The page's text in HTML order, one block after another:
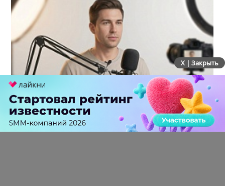
Российский рынок инфлюенс-маркетинга вошел в
фазу стагнации после нескольких лет роста
X | Закрыть